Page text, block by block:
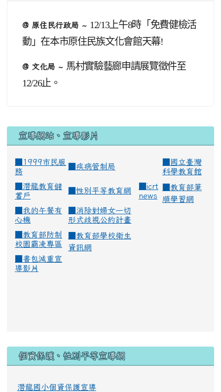
@ 原住民行政局 ~ 12/13上午8時「免費健檢活
動」在本市原住民族文化會館天幕!
@ 文化局 ~ 馬村實驗藝廊申請展覽徵件至
12/26止。
宣導網站、宣導影片
■1999市民服
務
疾病管制局
國立臺灣
科學教育館
潛龍教育儲
蓄戶
性別平等教育網
icrt
news
教育部筆
順學習網
我的午餐有
心機
消除對婦女一切
形式歧視公約計畫
教育部防制
校園霸凌專區
教育部學校衛生
資訊網
書包減重宣
導影片
個資保護、性別平等宣導網
潛龍國小個資保護宣導